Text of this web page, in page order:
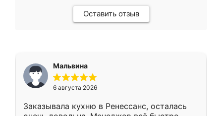
Оставить отзыв
Мальвина
6 августа 2026
Заказывала кухню в Ренессанс, осталась